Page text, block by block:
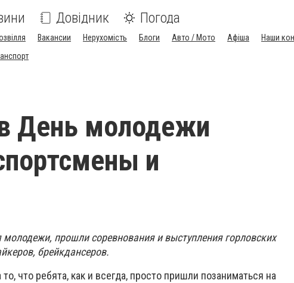
Довідник Погода
Вакансии Нерухомість Блоги Авто / Мото Афіша Наши
День молодежи
и
прошли соревнования и выступления горловских
брейкдансеров.
что ребята, как и всегда, просто пришли позаниматься на